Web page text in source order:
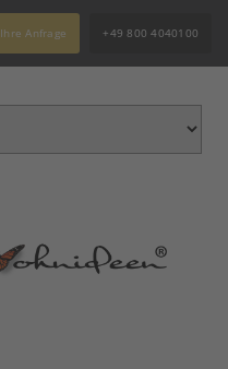
Ihre Anfrage +49 800 4040100